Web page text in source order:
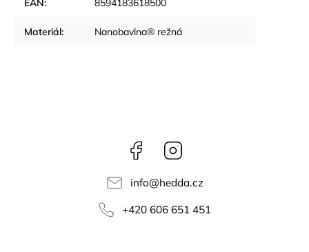
EAN: 8594183618500
Materiál: Nanobavlna® režná
Facebook
info@hedda.cz
+420 606 651 451